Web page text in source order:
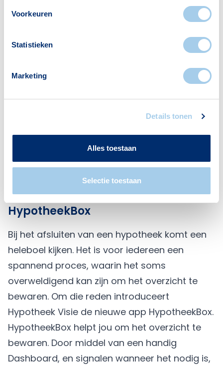
Voorkeuren
Statistieken
Marketing
Details tonen
Alles toestaan
Selectie toestaan
Nieuw van Hypotheek Visie:
HypotheekBox
Bij het afsluiten van een hypotheek komt een
heleboel kijken. Het is voor iedereen een
spannend proces, waarin het soms
overweldigend kan zijn om het overzicht te
bewaren. Om die reden introduceert
Hypotheek Visie de nieuwe app HypotheekBox.
HypotheekBox helpt jou om het overzicht te
bewaren. Door middel van een handig
Dashboard, en signalen wanneer het nodig is,